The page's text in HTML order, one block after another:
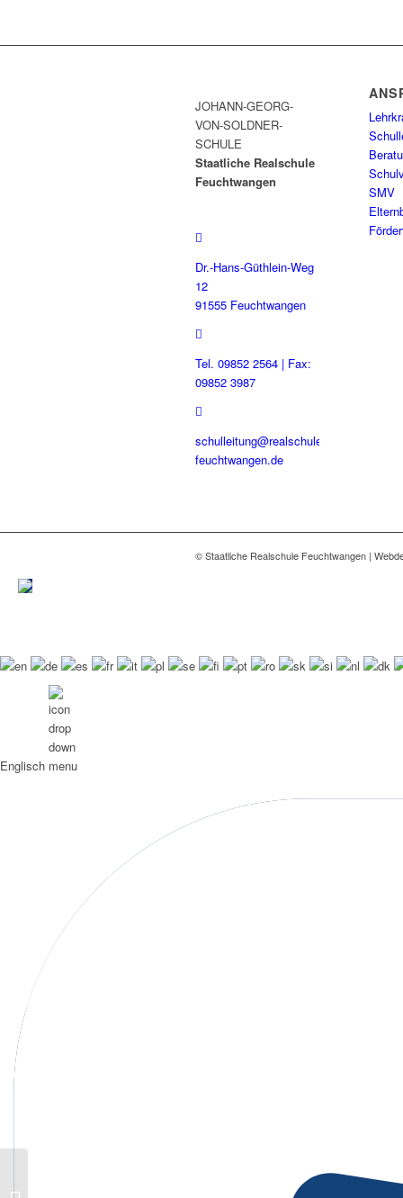
JOHANN-GEORG-
VON-SOLDNER-
SCHULE
Staatliche Realschule
Feuchtwangen
Dr.-Hans-Güthlein-Weg
12
91555 Feuchtwangen
Tel. 09852 2564 | Fax:
09852 3987
schulleitung@realschule-
feuchtwangen.de
SMV
© Staatliche Realschule Feuchtwangen |
Englisch